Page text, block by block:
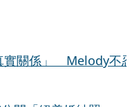
實關係」 Melody不